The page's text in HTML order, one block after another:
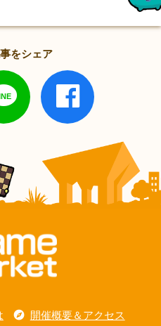
をシェア
開催概要＆アクセス